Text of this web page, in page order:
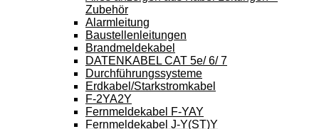
Zubehör
Alarmleitung
Baustellenleitungen
Brandmeldekabel
DATENKABEL CAT 5e/ 6/ 7
Durchführungssysteme
Erdkabel/Starkstromkabel
F-2YA2Y
Fernmeldekabel F-YAY
Fernmeldekabel J-Y(ST)Y